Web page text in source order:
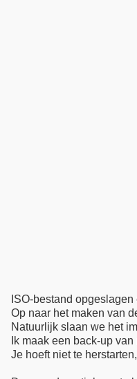
ISO-bestand
Op naar het maken van
Natuurlijk slaan we het
Ik maak een back-up
Je hoeft niet te